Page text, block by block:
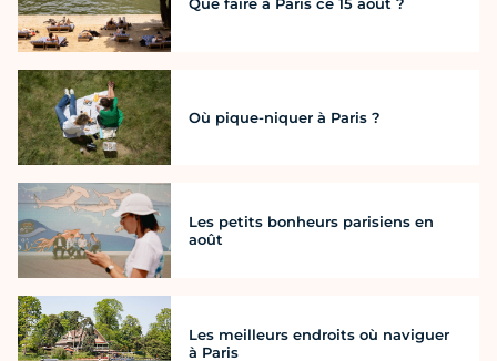
Que faire à Paris ce 15 août ?
Où pique-niquer à Paris ?
Les petits bonheurs parisiens en
août
Les meilleurs endroits où naviguer
à Paris